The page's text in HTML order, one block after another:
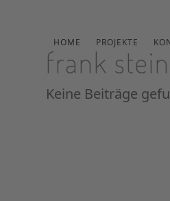
frank
HOME PROJEKTE
Keine Beiträge